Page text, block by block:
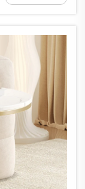
قاعة الطعام